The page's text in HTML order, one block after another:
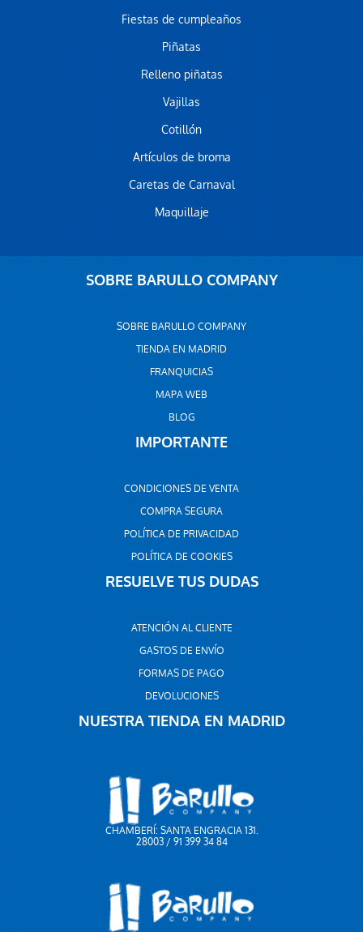
Fiestas de cumpleaños
Piñatas
Relleno piñatas
Vajillas
Cotillón
Artículos de broma
Caretas de Carnaval
Maquillaje
SOBRE BARULLO COMPANY
SOBRE BARULLO COMPANY
TIENDA EN MADRID
FRANQUICIAS
MAPA WEB
BLOG
IMPORTANTE
CONDICIONES DE VENTA
COMPRA SEGURA
POLÍTICA DE PRIVACIDAD
POLÍTICA DE COOKIES
RESUELVE TUS DUDAS
ATENCIÓN AL CLIENTE
GASTOS DE ENVÍO
FORMAS DE PAGO
DEVOLUCIONES
NUESTRA TIENDA EN MADRID
CHAMBERÍ: SANTA ENGRACIA 131.
28003 / 91 399 34 84